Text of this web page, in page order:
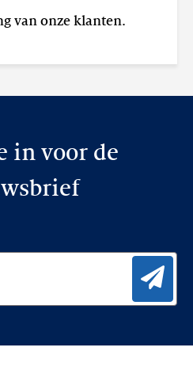
van onze klanten.
in voor de